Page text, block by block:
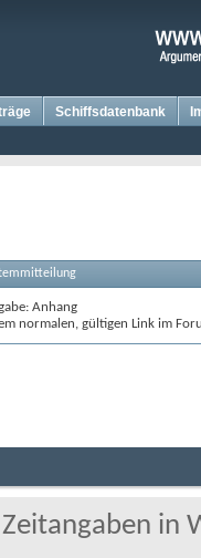
Schiffsdatenbank
Anhang
normalen, gültigen Link im
in